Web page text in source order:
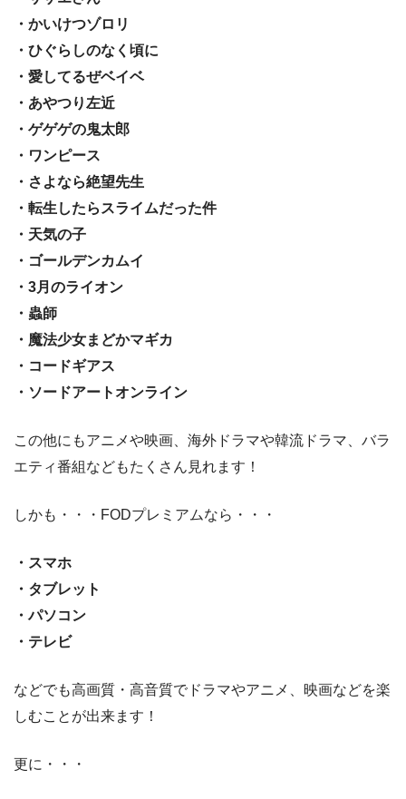
・かいけつゾロリ
・ひぐらしのなく頃に
・愛してるぜベイベ
・あやつり左近
・ゲゲゲの鬼太郎
・ワンピース
・さよなら絶望先生
・転生したらスライムだった件
・天気の子
・ゴールデンカムイ
・3月のライオン
・蟲師
・魔法少女まどかマギカ
・コードギアス
・ソードアートオンライン
この他にもアニメや映画、海外ドラマや韓流ドラマ、バラ
エティ番組などもたくさん見れます！
しかも・・・FODプレミアムなら・・・
・スマホ
・タブレット
・パソコン
・テレビ
などでも高画質・高音質でドラマやアニメ、映画などを楽
しむことが出来ます！
更に・・・